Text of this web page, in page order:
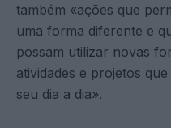
também «ações que
uma forma diferente e
possam utilizar novas
atividades e projetos
seu dia a dia».